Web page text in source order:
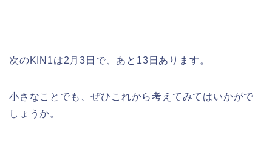
次のKIN1は2月3日で、あと13日あります。
小さなことでも、ぜひこれから考えてみてはいかがで
しょうか。